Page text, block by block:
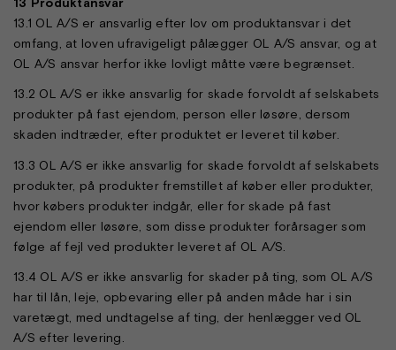
13.1 OL A/S er ansvarlig efter lov om produktansvar i det
omfang, at loven ufravigeligt pålægger OL A/S ansvar, og at
OL A/S ansvar herfor ikke lovligt måtte være begrænset.
13.2 OL A/S er ikke ansvarlig for skade forvoldt af selskabets
produkter på fast ejendom, person eller løsøre, dersom
skaden indtræder, efter produktet er leveret til køber.
13.3 OL A/S er ikke ansvarlig for skade forvoldt af selskabets
produkter, på produkter fremstillet af køber eller produkter,
hvor købers produkter indgår, eller for skade på fast
ejendom eller løsøre, som disse produkter forårsager som
følge af fejl ved produkter leveret af OL A/S.
13.4 OL A/S er ikke ansvarlig for skader på ting, som OL A/S
har til lån, leje, opbevaring eller på anden måde har i sin
varetægt, med undtagelse af ting, der henlægger ved OL
A/S efter levering.